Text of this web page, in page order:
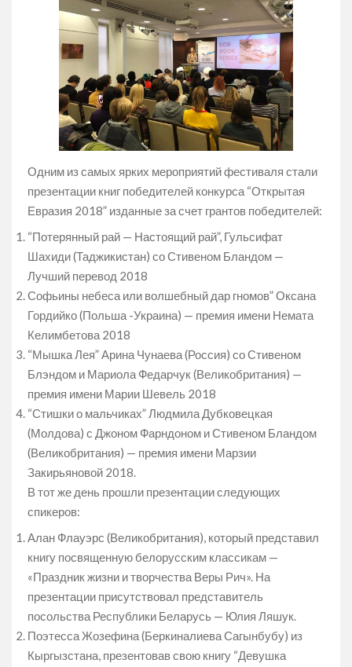
Одним из самых ярких мероприятий фестиваля стали
презентации книг победителей конкурса “Открытая
Евразия 2018” изданные за счет грантов победителей:
“Потерянный рай — Настоящий рай”, Гульсифат
Шахиди (Таджикистан) со Стивеном Бландом —
Лучший перевод 2018
Софьины небеса или волшебный дар гномов” Оксана
Гордийко (Польша -Украина) — премия имени Немата
Келимбетова 2018
“Мышка Лея” Арина Чунаева (Россия) со Стивеном
Блэндом и Мариола Федарчук (Великобритания) —
премия имени Марии Шевель 2018
“Стишки о мальчиках” Людмила Дубковецкая
(Молдова) с Джоном Фарндоном и Стивеном Бландом
(Великобритания) — премия имени Марзии
Закирьяновой 2018.
В тот же день прошли презентации следующих
спикеров:
Алан Флауэрс (Великобритания), который представил
книгу посвященную белорусским классикам —
«Праздник жизни и творчества Веры Рич». На
презентации присутствовал представитель
посольства Республики Беларусь — Юлия Ляшук.
Поэтесса Жозефина (Беркиналиева Сагынбубу) из
Кыргызстана, презентовав свою книгу “Девушка